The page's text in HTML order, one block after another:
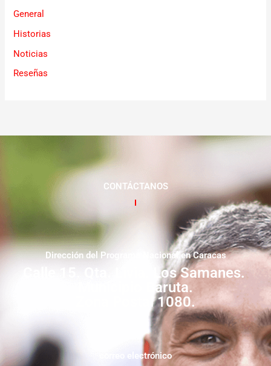
General
Historias
Noticias
Reseñas
CONTÁCTANOS
Dirección del Programa Nacional en Caracas
Calle 15. Qta. Livia. Los Samanes.
Municipio Baruta.
Zona Postal 1080.
correo electrónico